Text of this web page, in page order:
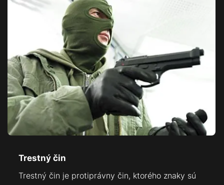
Trestný čin
Trestný čin je protiprávny čin, ktorého znaky sú